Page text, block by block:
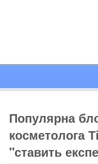
Популярна
косметолога
"ставить